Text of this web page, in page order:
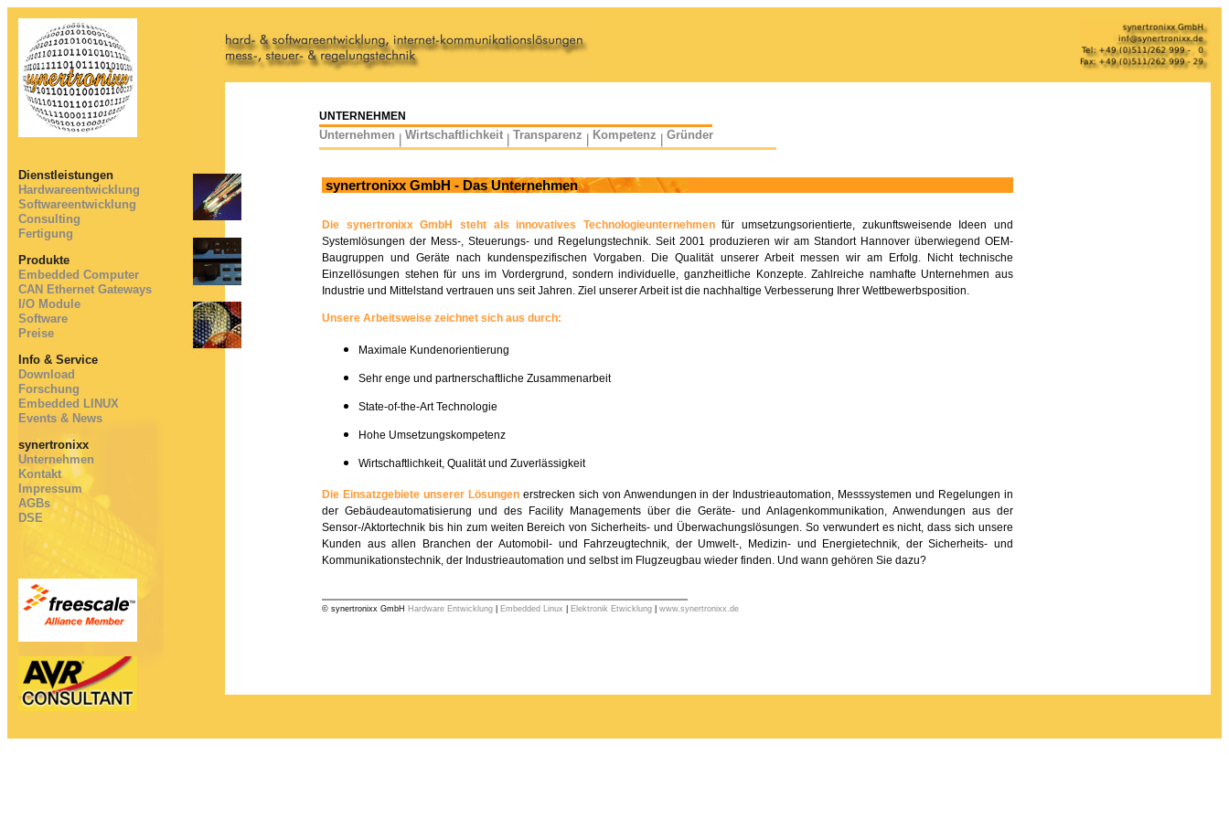
Dienstleistungen
Hardwareentwicklung
Softwareentwicklung
Consulting
Fertigung
Produkte
Embedded Computer
CAN Ethernet Gateways
I/O Module
Software
Preise
Info & Service
Download
Forschung
Embedded LINUX
Events & News
synertronixx
Unternehmen
Kontakt
Impressum
AGBs
DSE
UNTERNEHMEN
Unternehmen Wirtschaftlichkeit Transparenz Kompetenz Gründer
synertronixx GmbH - Das Unternehmen
Die synertronixx GmbH steht als innovatives Technologieunternehmenfür umsetzungsorientierte, zukunftsweisende Ideen und
Systemlösungen der Mess-, Steuerungs- und Regelungstechnik. Seit 2001 produzieren wir am Standort Hannover überwiegend OEM-
Baugruppen und Geräte nach kundenspezifischen Vorgaben. Die Qualität unserer Arbeit messen wir am Erfolg. Nicht technische
Einzellösungen stehen für uns im Vordergrund, sondern individuelle, ganzheitliche Konzepte. Zahlreiche namhafte Unternehmen aus
Industrie und Mittelstand vertrauen uns seit Jahren. Ziel unserer Arbeit ist die nachhaltige Verbesserung Ihrer Wettbewerbsposition.
Unsere Arbeitsweise zeichnet sich aus durch:
Maximale Kundenorientierung
Sehr enge und partnerschaftliche Zusammenarbeit
State-of-the-Art Technologie
Hohe Umsetzungskompetenz
Wirtschaftlichkeit, Qualität und Zuverlässigkeit
Die Einsatzgebiete unserer Lösungenerstrecken sich von Anwendungen in der Industrieautomation, Messsystemen und Regelungen in
der Gebäudeautomatisierung und des Facility Managements über die Geräte- und Anlagenkommunikation, Anwendungen aus der
Sensor-/Aktortechnik bis hin zum weiten Bereich von Sicherheits- und Überwachungslösungen. So verwundert es nicht, dass sich unsere
Kunden aus allen Branchen der Automobil- und Fahrzeugtechnik, der Umwelt-, Medizin- und Energietechnik, der Sicherheits- und
Kommunikationstechnik, der Industrieautomation und selbst im Flugzeugbau wieder finden. Und wann gehören Sie dazu?
© synertronixx GmbH Hardware Entwicklung Embedded Linux Elektronik Etwicklung www.synertronixx.de